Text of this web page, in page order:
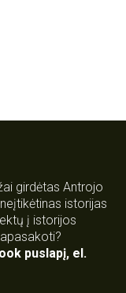
girdėtas Antrojo
istorijas
į istorijos
puslapį, el.